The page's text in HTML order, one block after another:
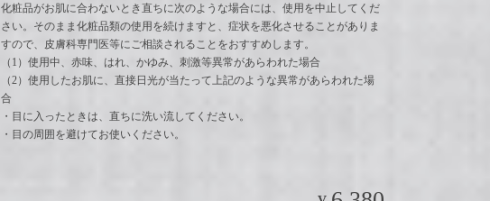
化粧品がお肌に合わないとき直ちに次のような場合には、使用を中止してくだ
さい。そのまま化粧品類の使用を続けますと、症状を悪化させることがありま
すので、皮膚科専門医等にご相談されることをおすすめします。
（1）使用中、赤味、はれ、かゆみ、刺激等異常があらわれた場合
（2）使用したお肌に、直接日光が当たって上記のような異常があらわれた場
合
・目に入ったときは、直ちに洗い流してください。
・目の周囲を避けてお使いください。